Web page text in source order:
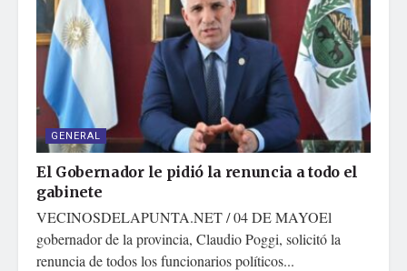
GENERAL
El Gobernador le pidió la renuncia a todo el
gabinete
VECINOSDELAPUNTA.NET / 04 DE MAYOEl
gobernador de la provincia, Claudio Poggi, solicitó la
renuncia de todos los funcionarios políticos...